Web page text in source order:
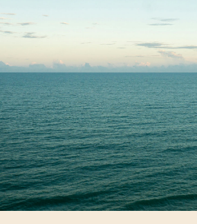
EXPERIÊNCIAS
EVENTOS
SHOP | SELEZIONE
DESCUBRA
WHAT'S COOKING
CORRIERE
HISTÓRIA
SUSTENTABILIDADE
CONTATO